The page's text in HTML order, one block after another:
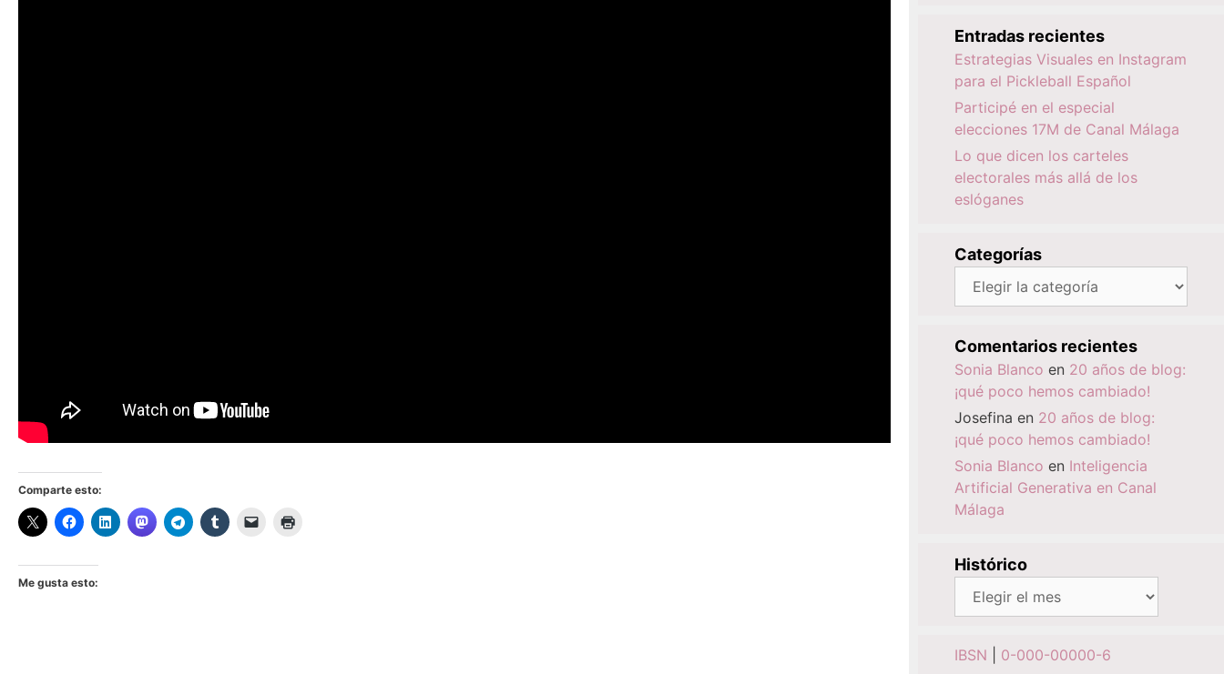
Comparte esto:
Me gusta esto:
Entradas recientes
Estrategias Visuales en Instagram
para el Pickleball Español
Participé en el especial
elecciones 17M de Canal Málaga
Lo que dicen los carteles
electorales más allá de los
eslóganes
Categorías
Categorías
Comentarios recientes
Sonia Blanco en 20 años de blog:
¡qué poco hemos cambiado!
Josefina en 20 años de blog:
¡qué poco hemos cambiado!
Sonia Blanco en Inteligencia
Artificial Generativa en Canal
Málaga
Histórico
Histórico
IBSN 0-000-00000-6